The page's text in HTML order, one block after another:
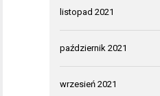
listopad 2021
październik 2021
wrzesień 2021